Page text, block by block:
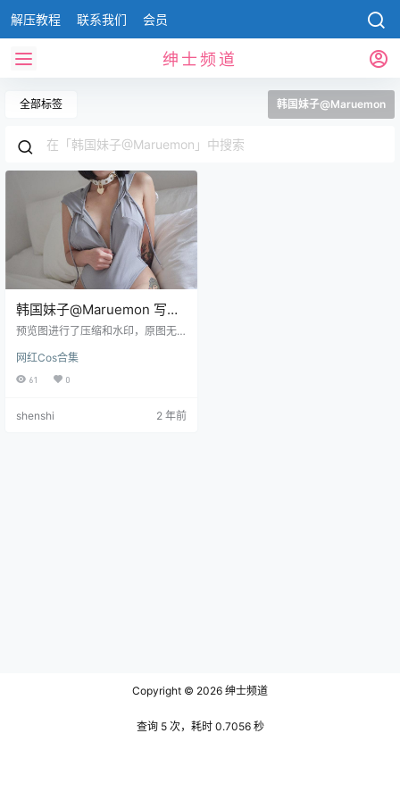
解压教程 联系我们 会员
绅士频道
全部标签 韩国妹子@Maruemon
韩国妹子@Maruemon 写真
合集[17套][持续更新]
预览图进行了压缩和水印，原图无
更新2套，合集共17套 预览图 资源
目录 Maruemon 001 [ARTGRAVIA]
GRAVIA] Vol.179 Maruemon 004
网红Cos合集
61 0
shenshi 2 年前
Copyright © 2026 绅士频道
查询 5 次，耗时 0.7056 秒